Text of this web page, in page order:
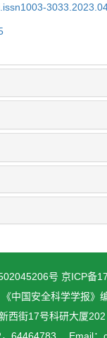
号 京ICP备
中国安全科学学报》
西街17号科研大厦